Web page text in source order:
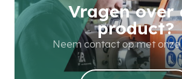
Vragen over
product?
Neem contact op met